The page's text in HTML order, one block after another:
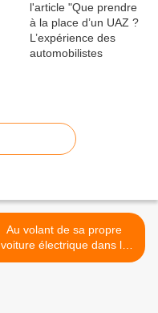
Au volant de sa propre
voiture électrique dans la
campagne profonde de